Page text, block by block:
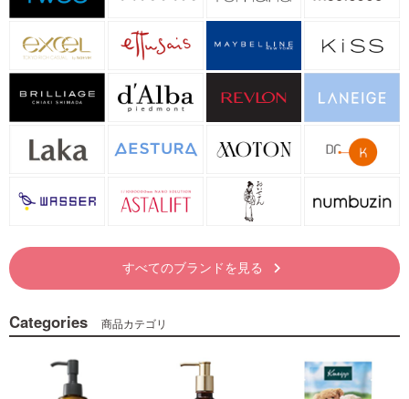
すべてのブランドを見る keyboard_arrow_right
Categories 商品カテゴリ